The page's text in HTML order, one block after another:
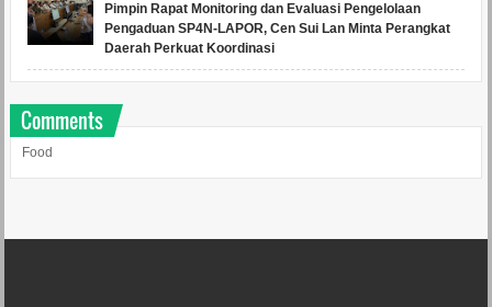
Pimpin Rapat Monitoring dan Evaluasi Pengelolaan
Pengaduan SP4N-LAPOR, Cen Sui Lan Minta Perangkat
Daerah Perkuat Koordinasi
Comments
Food